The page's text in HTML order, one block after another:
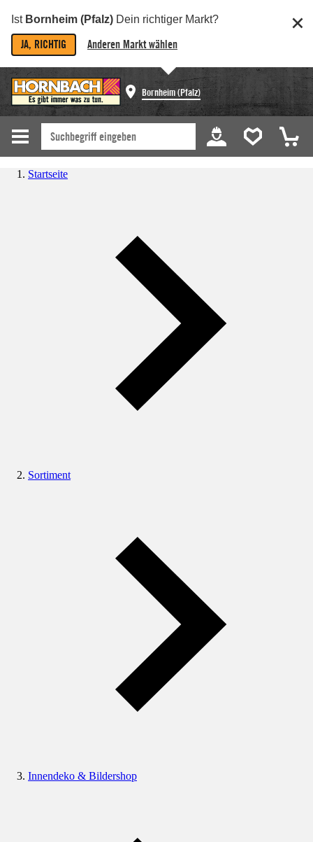
Ist Bornheim (Pfalz) Dein richtiger Markt?
JA, RICHTIG Anderen Markt wählen
Bornheim (Pfalz)
Startseite
Sortiment
Innendeko & Bildershop